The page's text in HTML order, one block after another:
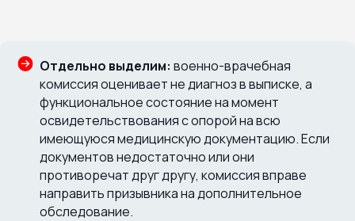
Отдельно выделим: военно-врачебная
комиссия оценивает не диагноз в выписке, а
функциональное состояние на момент
освидетельствования с опорой на всю
имеющуюся медицинскую документацию. Если
документов недостаточно или они
противоречат друг другу, комиссия вправе
направить призывника на дополнительное
обследование.